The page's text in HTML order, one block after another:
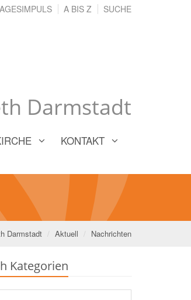
Darmstadt
A BIS Z SUCHE
KONTAKT
Darmstadt Aktuell Nachrichten
Kategorien